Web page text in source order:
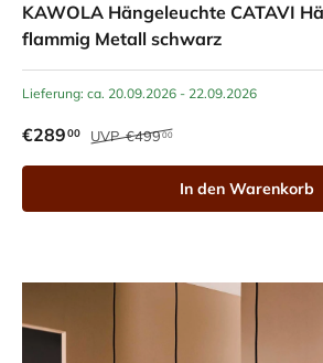
KAWOLA Hängeleuchte CATAVI
flammig Metall schwarz
Lieferung: ca. 20.09.2026 - 22.09.2026
€28900 UVP€49900
In den Warenkorb